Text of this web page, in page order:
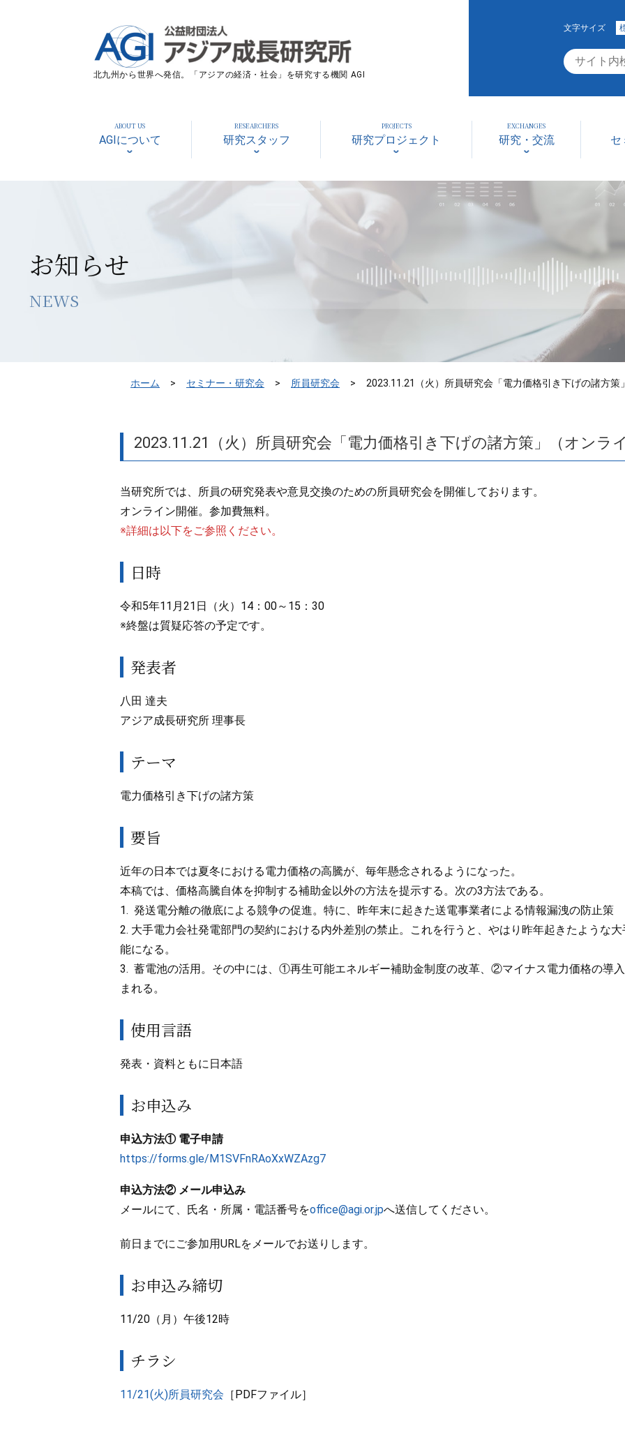
北九州から世界へ発信。「アジアの経済・社会」を研究する機関 AGI
文字サイズ
ABOUT US
AGIについて
RESEARCHERS
研究スタッフ
PROJECTS
研究プロジェクト
EXCHANGES
研究・交流 セ
お知らせ
NEWS
ホーム セミナー・研究会 所員研究会 2023.11.21（火）所員研究会「電力価格引き下げの諸方
2023.11.21（火）所員研究会「電力価格引き下げの諸方策」（オンラ
当研究所では、所員の研究発表や意見交換のための所員研究会を開催しております。
オンライン開催。参加費無料。
※詳細は以下をご参照ください。
日時
令和5年11月21日（火）14：00～15：30
※終盤は質疑応答の予定です。
発表者
八田 達夫
アジア成長研究所 理事長
テーマ
電力価格引き下げの諸方策
要旨
近年の日本では夏冬における電力価格の高騰が、毎年懸念されるようになった。
本稿では、価格高騰自体を抑制する補助金以外の方法を提示する。次の3方法である。
1. 発送電分離の徹底による競争の促進。特に、昨年末に起きた送電事業者による情報漏洩の防止策
2. 大手電力会社発電部門の契約における内外差別の禁止。これを行うと、やはり昨年起きたような
能になる。
3. 蓄電池の活用。その中には、①再生可能エネルギー補助金制度の改革、②マイナス電力価格の導
まれる。
使用言語
発表・資料ともに日本語
お申込み
申込方法① 電子申請
https://forms.gle/M1SVFnRAoXxWZAzg7
申込方法② メール申込み
メールにて、氏名・所属・電話番号をoffice@agi.or.jpへ送信してください。
前日までにご参加用URLをメールでお送りします。
お申込み締切
11/20（月）午後12時
チラシ
11/21(火)所員研究会 ［PDFファイル］